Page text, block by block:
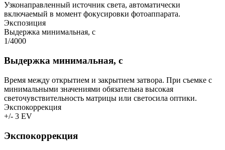
Узконаправленный источник света, автоматически
включаемый в момент фокусировки фотоаппарата.
Экспозиция
Выдержка минимальная, с
1/4000
Выдержка минимальная, с
Время между открытием и закрытием затвора. При съемке с
минимальными значениями обязательна высокая
светочувствительность матрицы или светосила оптики.
Экспокоррекция
+/- 3 EV
Экспокоррекция